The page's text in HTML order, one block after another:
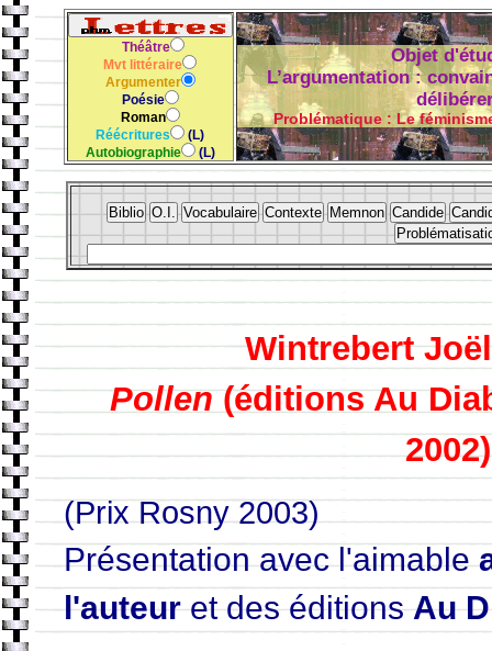
Théâtre
Mvt littéraire
Argumenter
Poésie
Roman
Réécritures
(L)
Autobiographie
(L)
Objet
L’argumentation :
Problématique : Le
Wintrebert
Pollen(éditionsAu
2002)
(Prix Rosny 2003)
Présentation avec l'aimable
l'auteuret des éditionsAu